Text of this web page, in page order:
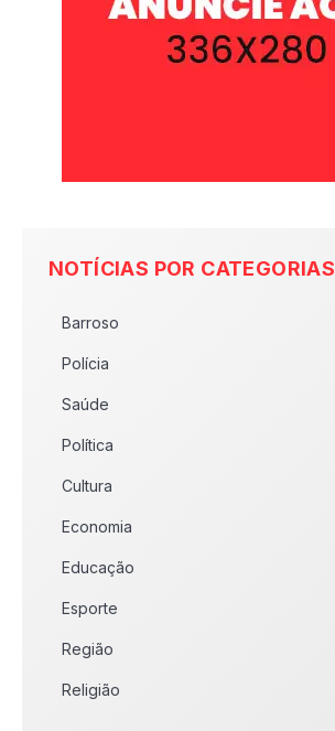
NOTÍCIAS POR CATEGORIAS
Barroso
Polícia
Saúde
Política
Cultura
Economia
Educação
Esporte
Região
Religião